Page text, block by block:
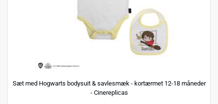
Sæt med Hogwarts bodysuit & savlesmæk - kortærmet 12-18 måneder
- Cinereplicas